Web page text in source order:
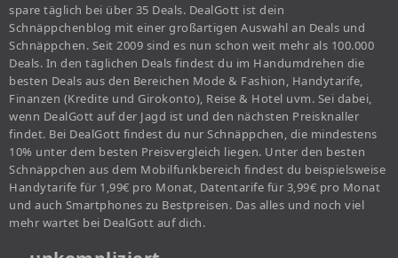
spare täglich bei über 35 Deals. DealGott ist dein
Schnäppchenblog mit einer großartigen Auswahl an Deals und
Schnäppchen. Seit 2009 sind es nun schon weit mehr als 100.000
Deals. In den täglichen Deals findest du im Handumdrehen die
besten Deals aus den Bereichen Mode & Fashion, Handytarife,
Finanzen (Kredite und Girokonto), Reise & Hotel uvm. Sei dabei,
wenn DealGott auf der Jagd ist und den nächsten Preisknaller
findet. Bei DealGott findest du nur Schnäppchen, die mindestens
10% unter dem besten Preisvergleich liegen. Unter den besten
Schnäppchen aus dem Mobilfunkbereich findest du beispielsweise
Handytarife für 1,99€ pro Monat, Datentarife für 3,99€ pro Monat
und auch Smartphones zu Bestpreisen. Das alles und noch viel
mehr wartet bei DealGott auf dich.